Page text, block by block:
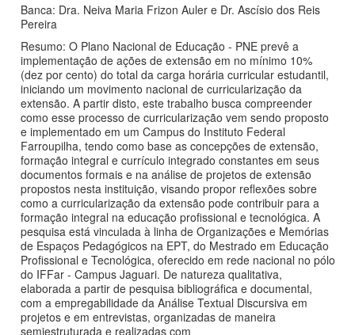
Banca: Dra. Neiva Maria Frizon Auler e Dr. Ascísio dos Reis
Pereira
Resumo: O Plano Nacional de Educação - PNE prevê a
implementação de ações de extensão em no mínimo 10%
(dez por cento) do total da carga horária curricular estudantil,
iniciando um movimento nacional de curricularização da
extensão. A partir disto, este trabalho busca compreender
como esse processo de curricularização vem sendo proposto
e implementado em um Campus do Instituto Federal
Farroupilha, tendo como base as concepções de extensão,
formação integral e currículo integrado constantes em seus
documentos formais e na análise de projetos de extensão
propostos nesta instituição, visando propor reflexões sobre
como a curricularização da extensão pode contribuir para a
formação integral na educação profissional e tecnológica. A
pesquisa está vinculada à linha de Organizações e Memórias
de Espaços Pedagógicos na EPT, do Mestrado em Educação
Profissional e Tecnológica, oferecido em rede nacional no pólo
do IFFar - Campus Jaguari. De natureza qualitativa,
elaborada a partir de pesquisa bibliográfica e documental,
com a empregabilidade da Análise Textual Discursiva em
projetos e em entrevistas, organizadas de maneira
semiestruturada e realizadas com